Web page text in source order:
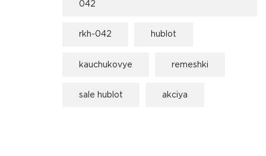
042
rkh-042 hublot
kauchukovye remeshki
sale hublot akciya